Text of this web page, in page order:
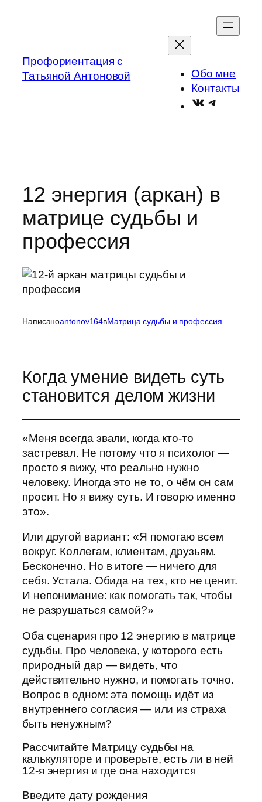
Профориентация с
Татьяной Антоновой
Обо мне
Контакты
ВКонтакте
Telegram
12 энергия (аркан) в
матрице судьбы и
профессия
Написаноantonov164вМатрица судьбы и профессия
Когда умение видеть суть
становится делом жизни
«Меня всегда звали, когда кто-то
застревал. Не потому что я психолог —
просто я вижу, что реально нужно
человеку. Иногда это не то, о чём он сам
просит. Но я вижу суть. И говорю именно
это».
Или другой вариант: «Я помогаю всем
вокруг. Коллегам, клиентам, друзьям.
Бесконечно. Но в итоге — ничего для
себя. Устала. Обида на тех, кто не ценит.
И непонимание: как помогать так, чтобы
не разрушаться самой?»
Оба сценария про 12 энергию в матрице
судьбы. Про человека, у которого есть
природный дар — видеть, что
действительно нужно, и помогать точно.
Вопрос в одном: эта помощь идёт из
внутреннего согласия — или из страха
быть ненужным?
Рассчитайте Матрицу судьбы на
калькуляторе и проверьте, есть ли в ней
12-я энергия и где она находится
Введите дату рождения